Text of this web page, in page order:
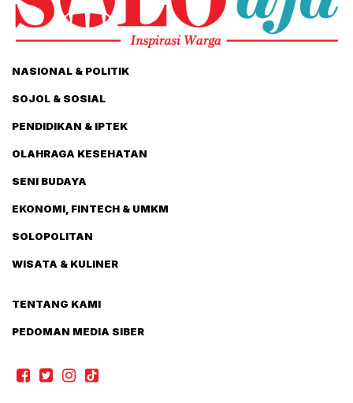
NASIONAL & POLITIK
SOJOL & SOSIAL
PENDIDIKAN & IPTEK
OLAHRAGA KESEHATAN
SENI BUDAYA
EKONOMI, FINTECH & UMKM
SOLOPOLITAN
WISATA & KULINER
TENTANG KAMI
PEDOMAN MEDIA SIBER